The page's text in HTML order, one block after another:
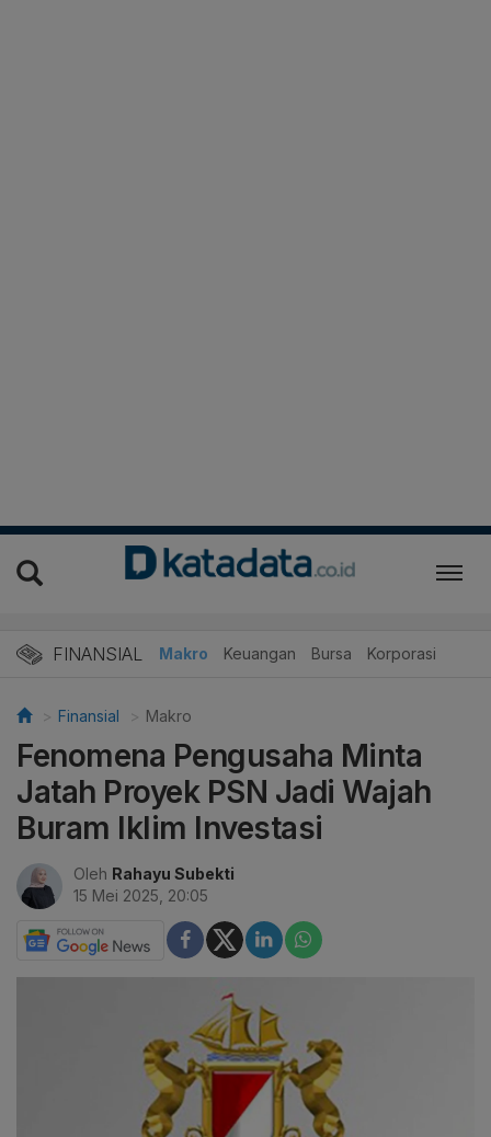
FINANSIAL Makro Keuangan Bursa Korporasi
Finansial Makro
Fenomena Pengusaha Minta
Jatah Proyek PSN Jadi Wajah
Buram Iklim Investasi
Oleh Rahayu Subekti
15 Mei 2025, 20:05